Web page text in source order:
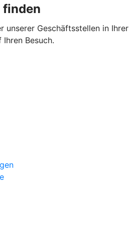
finden
unserer Geschäftsstellen in Ihrer
Besuch.